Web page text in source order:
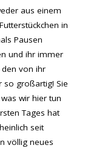
aus einem
in
Pausen
und ihr immer
von ihr
so großartig! Sie
wir hier tun
Tages hat
seit
völlig neues